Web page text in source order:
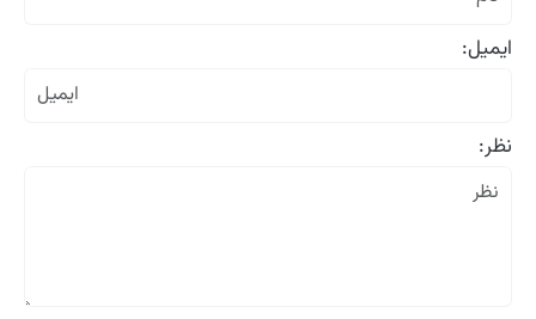
ایمیل:
نظر: